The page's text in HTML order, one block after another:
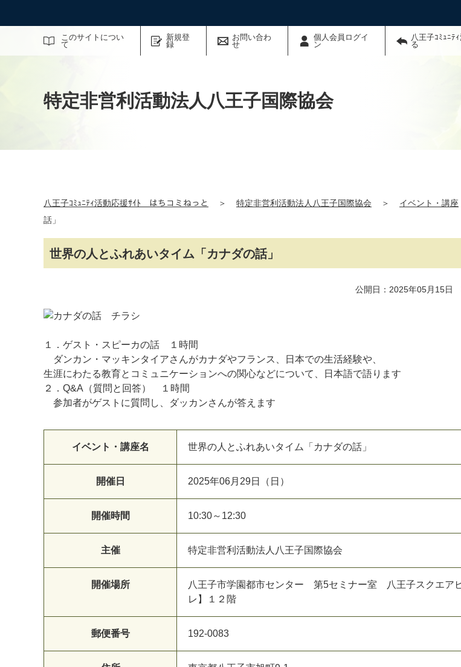
このサイトについ
て
新規登
録
お問い合わ
せ
個人会員ログイ
ン
八王子ｺﾐｭﾆﾃ
る
サイト内検索
特定非営利活動法人八王子国際協会
八王子ｺﾐｭﾆﾃｨ活動応援ｻｲﾄ はちコミねっと ＞ 特定非営利活動法人八王子国際協会 ＞ イベント・講座
話」
世界の人とふれあいタイム「カナダの話」
公開日：2025年05月15日
１．ゲスト・スピーカの話 １時間
ダンカン・マッキンタイアさんがカナダやフランス、日本での生活経験や、
生涯にわたる教育とコミュニケーションへの関心などについて、日本語で語ります
２．Q&A（質問と回答） １時間
参加者がゲストに質問し、ダッカンさんが答えます
イベント・講座名 世界の人とふれあいタイム「カナダの話」
開催日 2025年06月29日（日）
開催時間 10:30～12:30
主催 特定非営利活動法人八王子国際協会
開催場所
八王子市学園都市センター 第5セミナー室 八王子スクエア
レ】１２階
郵便番号 192-0083
マイメディア検索